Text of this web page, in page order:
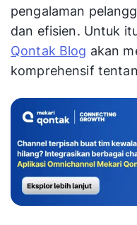
pengalaman
dan efisien. Untuk
Qontak Blog akan
komprehensif